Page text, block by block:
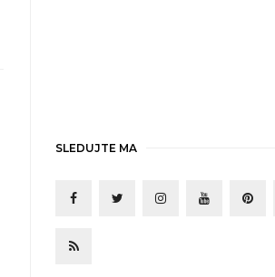
SLEDUJTE MA